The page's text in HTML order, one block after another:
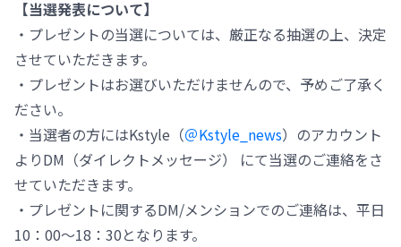
【当選発表について】
・プレゼントの当選については、厳正なる抽選の上、決定
させていただきます。
・プレゼントはお選びいただけませんので、予めご了承く
ださい。
・当選者の方にはKstyle（＠Kstyle_news）のアカウント
よりDM（ダイレクトメッセージ） にて当選のご連絡をさ
せていただきます。
・プレゼントに関するDM/メンションでのご連絡は、平日
10：00～18：30となります。